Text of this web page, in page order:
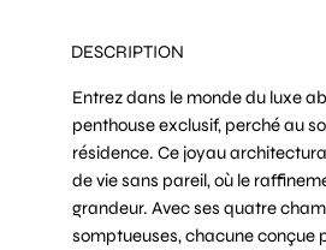
DESCRIPTION
Entrez dans le monde du luxe
penthouse exclusif, perché au
résidence. Ce joyau
de vie sans pareil, où le
grandeur. Avec ses quatre
somptueuses, chacune conçue